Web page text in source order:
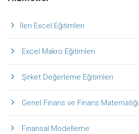
İleri Excel Eğitimleri
Excel Makro Eğitimleri
Şirket Değerleme Eğitimleri
Genel Finans ve Finans Matematiği
Finansal Modelleme